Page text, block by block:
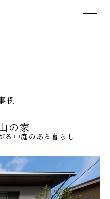
例
の家
る中庭のある暮らし